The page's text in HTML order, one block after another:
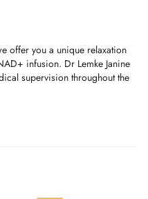
offer you a unique relaxation
infusion. Dr Lemke Janine
supervision throughout the
and Laser), DermaPen, laser